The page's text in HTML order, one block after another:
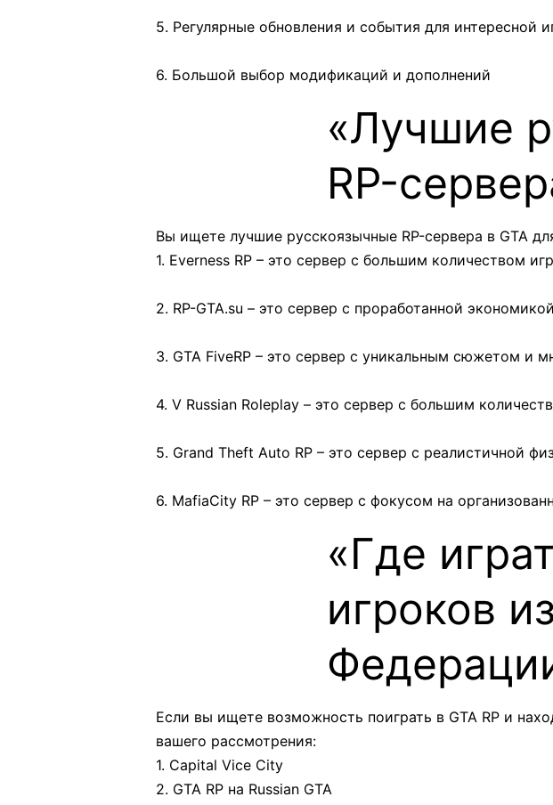
5. Регулярные обновления и события для интересной
6. Большой выбор модификаций и дополнений
«Лучшие
RP-
Вы ищете лучшие русскоязычные RP-сервера в GTA
1. Everness RP – это сервер с большим количеством
2. RP-GTA.su – это сервер с проработанной
3. GTA FiveRP – это сервер с уникальным сюжетом и
4. V Russian Roleplay – это сервер с большим
5. Grand Theft Auto RP – это сервер с реалистичной
6. MafiaCity RP – это сервер с фокусом на
«Где
игроков
Если вы ищете возможность поиграть в GTA RP и
вашего рассмотрения:
1. Capital Vice City
2. GTA RP на Russian GTA